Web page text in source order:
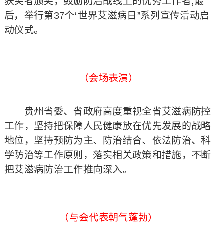
后，举行第37个“世界艾滋病日”系列宣传活动启
动仪式。
（会场表演）
贵州省委、省政府高度重视全省艾滋病防控
工作，坚持把保障人民健康放在优先发展的战略
地位，坚持预防为主、防治结合、依法防治、科
学防治等工作原则，落实相关政策和措施，不断
把艾滋病防治工作推向深入。
（与会代表朝气蓬勃）